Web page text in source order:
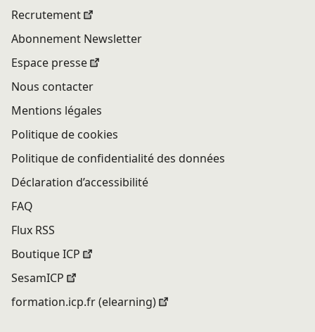
Recrutement
Abonnement Newsletter
Espace presse
Nous contacter
Mentions légales
Politique de cookies
Politique de confidentialité des données
Déclaration d’accessibilité
FAQ
Flux RSS
Boutique ICP
SesamICP
formation.icp.fr (elearning)